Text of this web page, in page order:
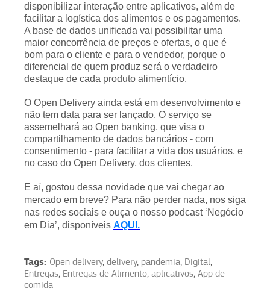
disponibilizar interação entre aplicativos, além de
facilitar a logística dos alimentos e os pagamentos.
A base de dados unificada vai possibilitar uma
maior concorrência de preços e ofertas, o que é
bom para o cliente e para o vendedor, porque o
diferencial de quem produz será o verdadeiro
destaque de cada produto alimentício.
O Open Delivery ainda está em desenvolvimento e
não tem data para ser lançado. O serviço se
assemelhará ao Open banking, que visa o
compartilhamento de dados bancários - com
consentimento - para facilitar a vida dos usuários, e
no caso do Open Delivery, dos clientes.
E aí, gostou dessa novidade que vai chegar ao
mercado em breve? Para não perder nada, nos siga
nas redes sociais e ouça o nosso podcast ‘Negócio
em Dia’, disponíveis AQUI.
Tags: Open delivery, delivery, pandemia, Digital,
Entregas, Entregas de Alimento, aplicativos, App de
comida